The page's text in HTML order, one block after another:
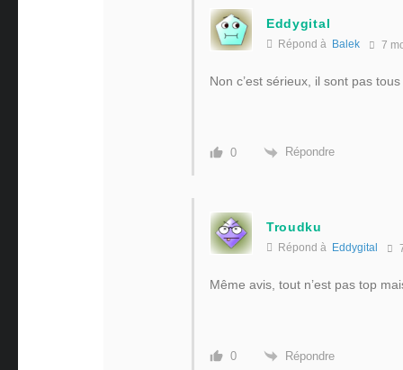
Eddygital
Répond à Balek 7
Non c’est sérieux, il sont pas
0 Répondre
Troudku
Répond à Eddygital
Même avis, tout n’est pas top
0 Répondre